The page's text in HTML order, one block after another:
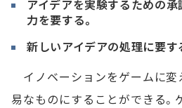
アイデアを実験するための
力を要する。
新しいアイデアの処理に要す
イノベーションをゲームに変
易なものにすることができる。